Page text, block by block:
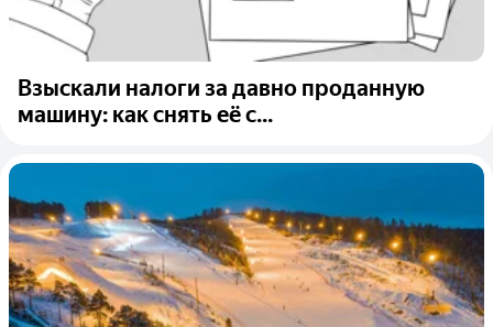
Взыскали налоги за давно проданную
машину: как снять её с...